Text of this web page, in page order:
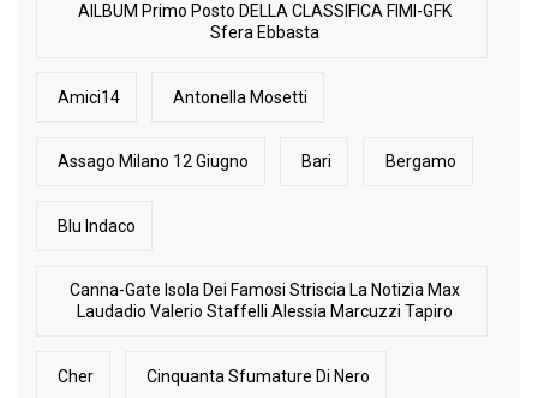
AlLBUM Primo Posto DELLA CLASSIFICA FIMI-GFK
Sfera Ebbasta
Amici14 Antonella Mosetti
Assago Milano 12 Giugno Bari Bergamo
Blu Indaco
Canna-Gate Isola Dei Famosi Striscia La Notizia Max
Laudadio Valerio Staffelli Alessia Marcuzzi Tapiro
Cher Cinquanta Sfumature Di Nero